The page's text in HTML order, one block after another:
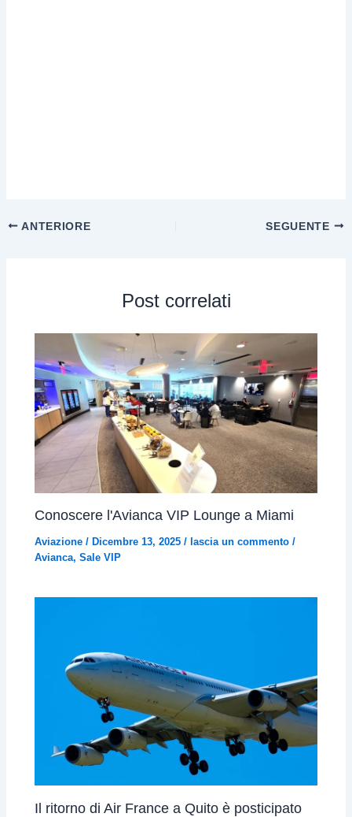
ANTERIORE SEGUENTE
Post correlati
Conoscere l'Avianca VIP Lounge a Miami
Aviazione / Dicembre 13, 2025/ lascia un commento /
Avianca,Sale VIP
Il ritorno di Air France a Quito è posticipato